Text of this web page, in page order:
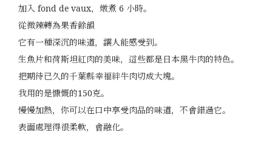
加入 fond de vaux，燉煮 6 小時。
從微辣轉為果香餘韻
它有一種深沉的味道，讓人能感受到。
生魚片和荷斯坦紅肉的美味，這些都是日本黑牛肉的特色。
把期待已久的千葉縣幸福絆牛肉切成大塊。
我用的是慷慨的150克。
慢慢加熱，你可以在口中享受肉品的味道，不會錯過它。
表面處理得很柔軟，會融化。